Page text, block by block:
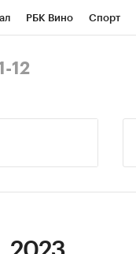
РБК Вино Спорт
12